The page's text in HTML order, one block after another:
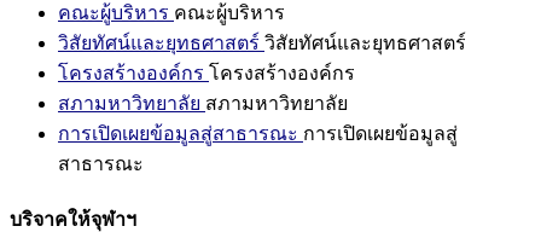
คณะผู้บริหาร คณะผู้บริหาร
วิสัยทัศน์และยุทธศาสตร์ วิสัยทัศน์และยุทธศาสตร์
โครงสร้างองค์กร โครงสร้างองค์กร
สภามหาวิทยาลัย สภามหาวิทยาลัย
การเปิดเผยข้อมูลสู่สาธารณะ การเปิดเผยข้อมูลสู่
สาธารณะ
บริจาคให้จุฬาฯ